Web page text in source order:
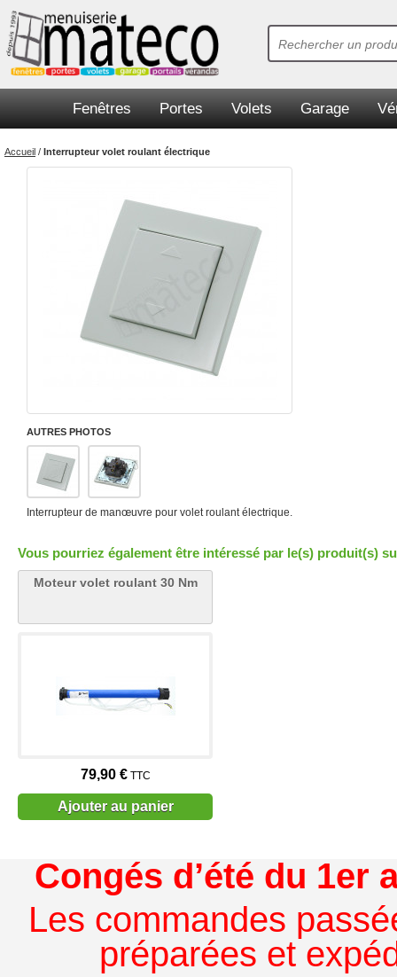
Fenêtres Portes Volets Garage
Accueil / Interrupteur volet roulant électrique
AUTRES PHOTOS
Interrupteur de manœuvre pour volet roulant électrique.
Vous pourriez également être intéressé par le(s) produit(s)
Moteur volet roulant 30 Nm
79,90 €TTC
Ajouter au panier
Congés d’été du 1er
Les commandes
préparées et